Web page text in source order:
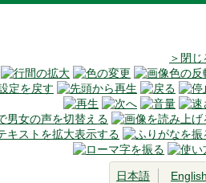
＞閉じ
日本語 English